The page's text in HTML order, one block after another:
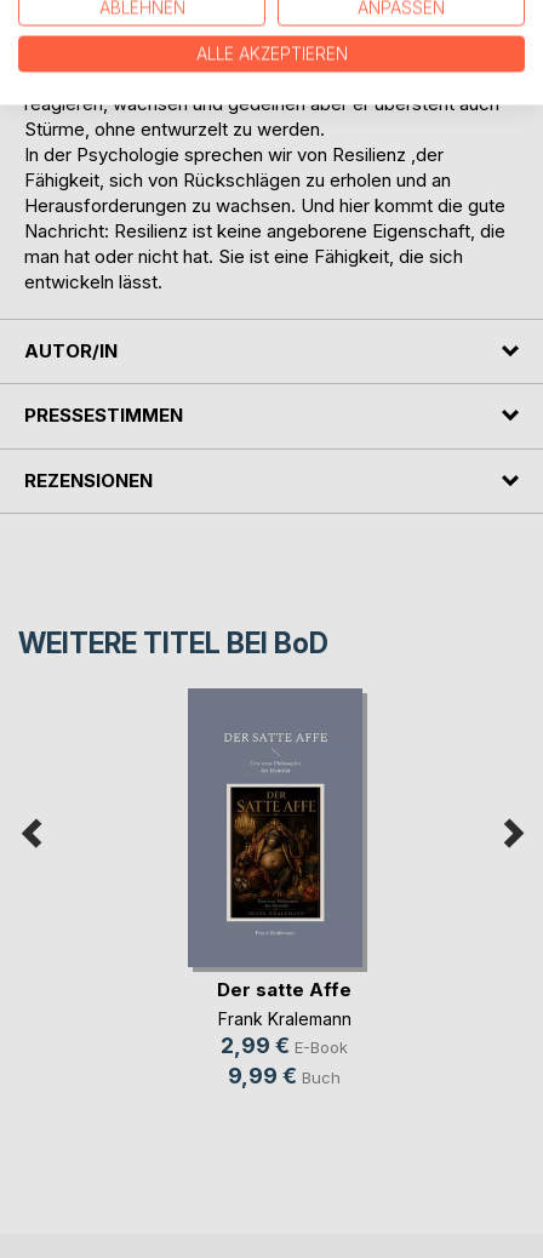
Baumes: Sie schützt das empfindsame Inne-re, ohne den
Austausch mit der Umwelt zu unter-binden. Der Baum kann
weiterhin Nährstoffe aufnehmen, auf Jahreszeiten
reagieren, wachsen und gedeihen aber er übersteht auch
Stürme, ohne entwurzelt zu werden.
In der Psychologie sprechen wir von Resilienz ,der
Fähigkeit, sich von Rückschlägen zu erholen und an
Herausforderungen zu wachsen. Und hier kommt die gute
Nachricht: Resilienz ist keine angeborene Eigenschaft, die
man hat oder nicht hat. Sie ist eine Fähigkeit, die sich
entwickeln lässt.
AUTOR/IN
PRESSESTIMMEN
REZENSIONEN
WEITERE TITEL BEI BoD
Der satte Affe
Frank Kralemann
2,99 € E-Book
9,99 € Buch
ABLEHNEN ANPASSEN
ALLE AKZEPTIEREN